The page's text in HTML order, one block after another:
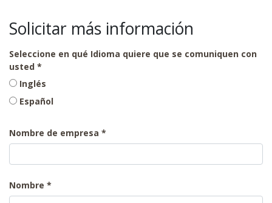
Solicitar más información
Seleccione en qué Idioma quiere que se comuniquen con
usted
Inglés
Español
Nombre de empresa
Nombre